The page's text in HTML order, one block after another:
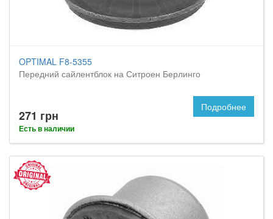
OPTIMAL F8-5355
Передний сайлентблок на Ситроен Берлинго
271 грн
Есть в наличии
Подробнее